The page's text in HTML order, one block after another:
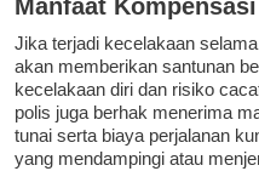
Manfaat
Jika terjadi kecelakaan
akan memberikan santunan
kecelakaan diri dan risiko
polis juga berhak menerima
tunai serta biaya perjalanan
yang mendampingi atau